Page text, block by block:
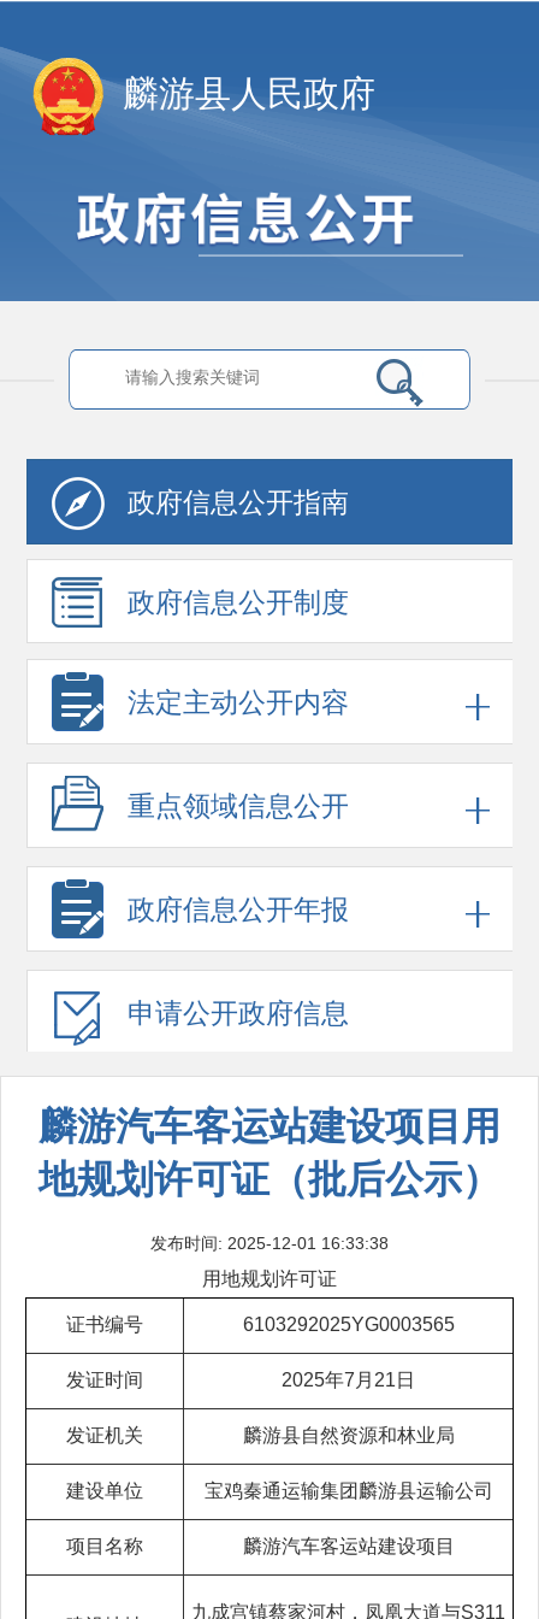
麟游县人民政府
政府信息公开指南
政府信息公开制度
法定主动公开内容
重点领域信息公开
政府信息公开年报
申请公开政府信息
麟游汽车客运站建设项目用
地规划许可证（批后公示）
发布时间: 2025-12-01 16:33:38
用地规划许可证
证书编号 6103292025YG0003565
发证时间 2025年7月21日
发证机关 麟游县自然资源和林业局
建设单位 宝鸡秦通运输集团麟游县运输公司
项目名称 麟游汽车客运站建设项目
九成宫镇蔡家河村，凤凰大道与S311